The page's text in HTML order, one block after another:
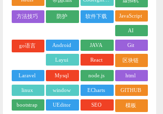
方法技巧 防护 软件下载 JavaScript
AI
go语言 Android JAVA Git
Layui React 区块链
Laravel Mysql node.js html
linux window ECharts GITHUB
bootstrap UEditor SEO 模板